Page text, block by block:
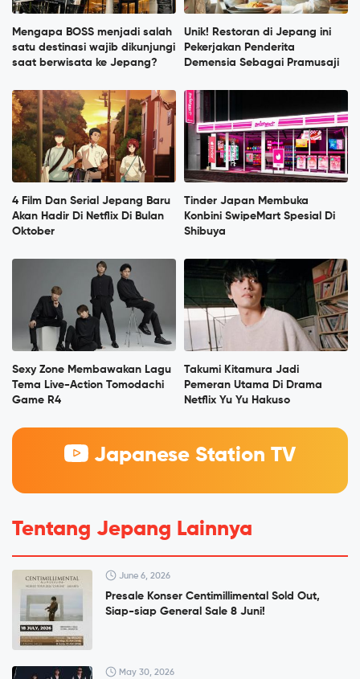
Mengapa BOSS menjadi salah
satu destinasi wajib dikunjungi
saat berwisata ke Jepang?
Unik! Restoran di Jepang ini
Pekerjakan Penderita
Demensia Sebagai Pramusaji
4 Film Dan Serial Jepang Baru
Akan Hadir Di Netflix Di Bulan
Oktober
Tinder Japan Membuka
Konbini SwipeMart Spesial Di
Shibuya
Sexy Zone Membawakan Lagu
Tema Live-Action Tomodachi
Game R4
Takumi Kitamura Jadi
Pemeran Utama Di Drama
Netflix Yu Yu Hakuso
Japanese Station TV
Tentang Jepang Lainnya
June 6, 2026
Presale Konser Centimillimental Sold Out,
Siap-siap General Sale 8 Juni!
May 30, 2026